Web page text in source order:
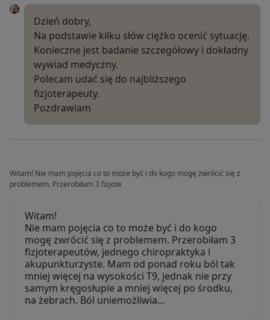
Dzień dobry,
Na podstawie kilku słów ciężko ocenić sytuację.
Konieczne jest badanie szczegółowy i dokładny
wywiad medyczny.
Polecam udać się do najbliższego
fizjoterapeuty.
Pozdrawiam
Witam! Nie mam pojęcia co to może być i do kogo mogę zwrócić się z
problemem. Przerobiłam 3 fizjote
Witam!
Nie mam pojęcia co to może być i do kogo
mogę zwrócić się z problemem. Przerobiłam 3
fizjoterapeutów, jednego chiropraktyka i
akupunkturzyste. Mam od ponad roku ból tak
mniej więcej na wysokości T9, jednak nie przy
samym kręgosłupie a mniej więcej po środku,
na żebrach. Ból uniemożliwia…